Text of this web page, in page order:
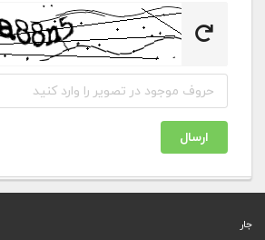
ارسال
جار